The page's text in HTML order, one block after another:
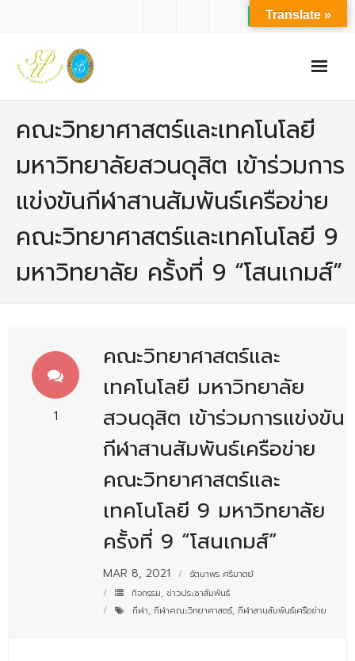
- ปรัชญาการจัดการศึกษา มหาวิทยาลัยสวนดุสิต
- ปรัชญา วิสัยทัศน์ พันธกิจ ของคณะ
- ประวัติความเป็นมาของคณะ
- บุคลากร
- - สำนักงานคณะวิทยาศาสตร์และเทคโนโลยี
- - บุคลากรสนับสนุน
หลักสูตร
- - อาชีวอนามัยและความปลอดภัย
- - วิทยาศาสตร์การแพทย์
คณะวิทยาศาสตร์และเทคโนโลยี
มหาวิทยาลัยสวนดุสิต เข้าร่วมการ
แข่งขันกีฬาสานสัมพันธ์เครือข่าย
คณะวิทยาศาสตร์และเทคโนโลยี 9
มหาวิทยาลัย ครั้งที่ 9 “โสนเกมส์”
คณะวิทยาศาสตร์และ
เทคโนโลยี มหาวิทยาลัย
สวนดุสิต เข้าร่วมการแข่งขัน
กีฬาสานสัมพันธ์เครือข่าย
คณะวิทยาศาสตร์และ
เทคโนโลยี 9 มหาวิทยาลัย
ครั้งที่ 9 “โสนเกมส์”
MAR 8, 2021 รัตนาพร ศรีมาตย์
1
กิจกรรม, ข่าวประชาสัมพันธ์
กีฬา, กีฬาคณะวิทยาศาสตร์, กีฬาสานสัมพันธ์เครือข่าย
Translate »